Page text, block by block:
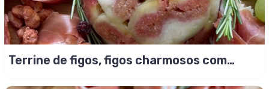
Terrine de figos, figos charmosos com